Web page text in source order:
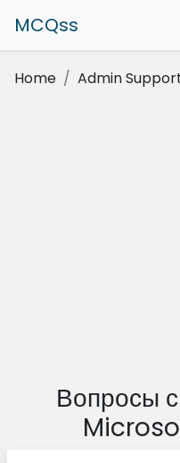
MCQss
Home Admin
Вопросы